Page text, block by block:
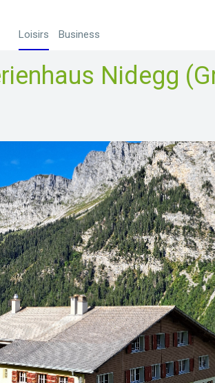
Loisirs Business
Nidegg